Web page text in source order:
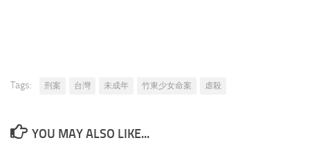
Tags: 刑案 台灣 未成年 竹東少女命案 虐殺
YOU MAY ALSO LIKE...